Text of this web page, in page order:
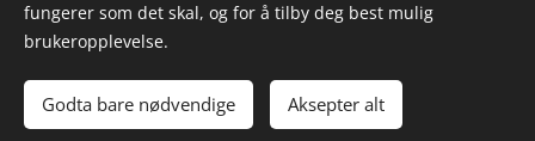
Legg til i handlekurven
Informasjonskapsler
fungerer som det skal, og for å tilby deg best mulig
brukeropplevelse.
Godta bare nødvendige Aksepter alt